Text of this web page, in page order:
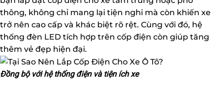
thông, không chỉ mang lại tiện nghi mà còn khiến xe
trở nên cao cấp và khác biệt rõ rệt. Cùng với đó, hệ
thống đèn LED tích hợp trên cốp điện còn giúp tăng
thêm vẻ đẹp hiện đại.
Đồng bộ với hệ thống điện và tiện ích xe